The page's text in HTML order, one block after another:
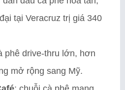
tại Veracruz trị giá 340
phê drive-thru lớn, hơn
mở rộng sang Mỹ.